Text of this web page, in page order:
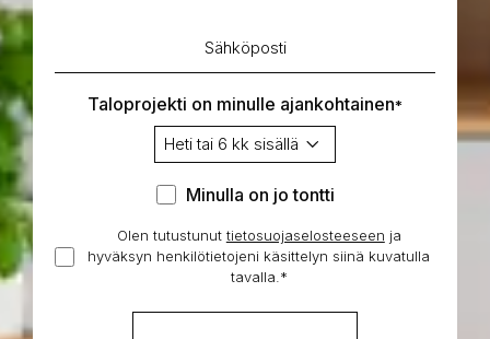
Taloprojekti on minulle ajankohtainen*
Minulla
jo
tontti
Minulla on jo tontti
Hyväksyn
henkilötietojeni
*
Olen tutustunut tietosuojaselosteeseen ja
hyväksyn henkilötietojeni käsittelyn siinä kuvatulla
tavalla.*